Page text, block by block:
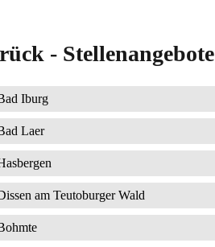
- Stellenangebote
Iburg
Laer
am Teutoburger Wald